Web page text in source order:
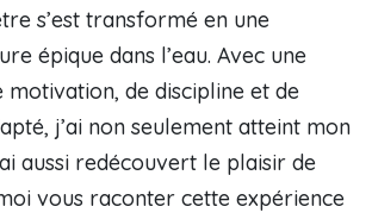
s’est transformé en une
épique dans l’eau. Avec une
motivation, de discipline et de
j’ai non seulement atteint mon
aussi redécouvert le plaisir de
vous raconter cette expérience